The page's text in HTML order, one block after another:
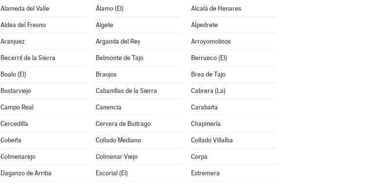
Alameda del Valle Álamo (El) Alcalá de Henares
Aldea del Fresno Algete Alpedrete
Aranjuez Arganda del Rey Arroyomolinos
Becerril de la Sierra Belmonte de Tajo Berrueco (El)
Boalo (El) Braojos Brea de Tajo
Bustarviejo Cabanillas de la Sierra Cabrera (La)
Campo Real Canencia Carabaña
Cercedilla Cervera de Buitrago Chapinería
Cobeña Collado Mediano Collado Villalba
Colmenarejo Colmenar Viejo Corpa
Daganzo de Arriba Escorial (El) Estremera